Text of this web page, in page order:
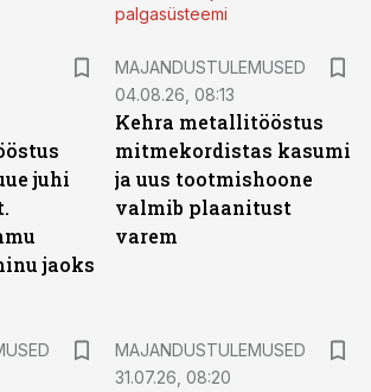
palgasüsteemi
juhi
jaoks
MAJANDUSTULEMUSED
04.08.26, 08:13
Kehra metallitööstus
mitmekordistas kasumi
ja uus tootmishoone
valmib plaanitust
varem
MAJANDUSTULEMUSED
31.07.26, 08:20